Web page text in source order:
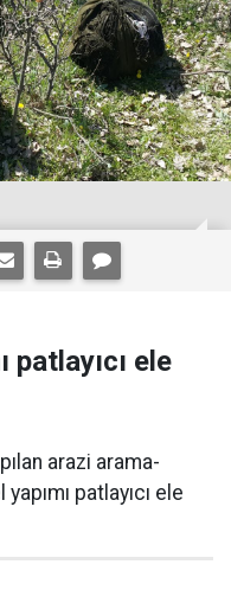
patlayıcı ele
arazi arama-
patlayıcı ele